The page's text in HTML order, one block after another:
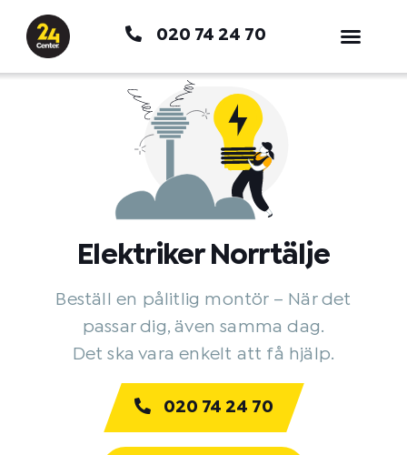
innehåll
020 74 24 70
Elektriker Norrtälje
Beställ en pålitlig montör – När det
passar dig, även samma dag.
Det ska vara enkelt att få hjälp.
020 74 24 70